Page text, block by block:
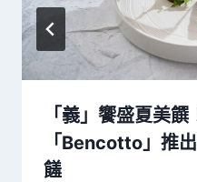
「義」饗盛夏美
「Bencotto」推
饈